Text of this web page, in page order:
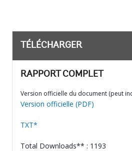
TÉLÉCHARGER
RAPPORT COMPLET
Version officielle du document (peut
Version officielle (PDF)
TXT*
Total Downloads** : 1193